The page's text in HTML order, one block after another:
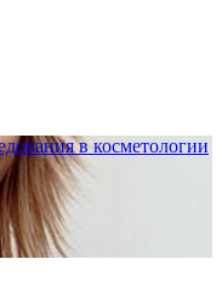
в косметологии